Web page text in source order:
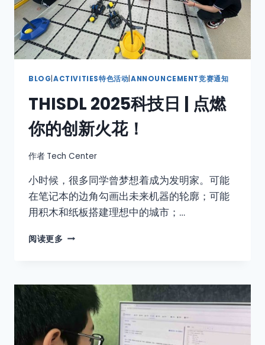
BLOG ACTIVITIES特色活动 ANNOUNCEMENT竞赛通知
THISDL 2025科技日 | 点燃
你的创新火花！
作者 Tech Center
小时候，很多同学曾梦想着成为发明家。可能
在笔记本的边角勾画出未来机器的轮廓；可能
用积木和纸板搭建理想中的城市；…
阅读更多